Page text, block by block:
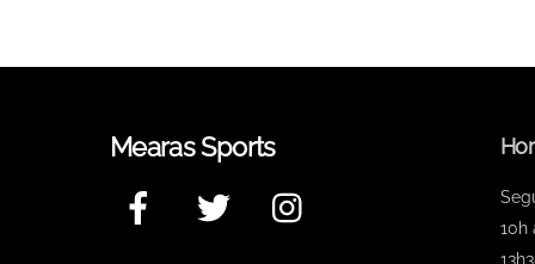
Mearas Sports
Facebook Twitter
10h